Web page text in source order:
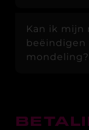
Kan ik mijn
beëindigen
mondeling?